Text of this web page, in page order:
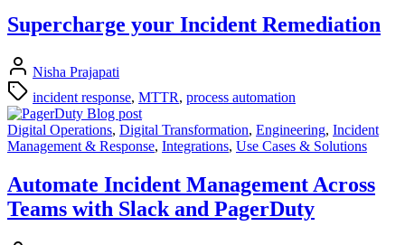
Supercharge your Incident Remediation
Nisha Prajapati
incident response, MTTR, process automation
Digital Operations, Digital Transformation, Engineering, Incident
Management & Response, Integrations, Use Cases & Solutions
Automate Incident Management Across
Teams with Slack and PagerDuty